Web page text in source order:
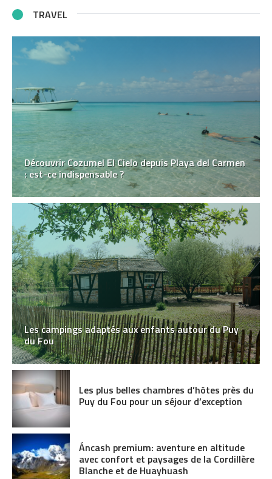
TRAVEL
Découvrir Cozumel El Cielo depuis Playa del Carmen
: est-ce indispensable ?
Les campings adaptés aux enfants autour du Puy
du Fou
Les plus belles chambres d’hôtes près du
Puy du Fou pour un séjour d’exception
Áncash premium: aventure en altitude
avec confort et paysages de la Cordillère
Blanche et de Huayhuash